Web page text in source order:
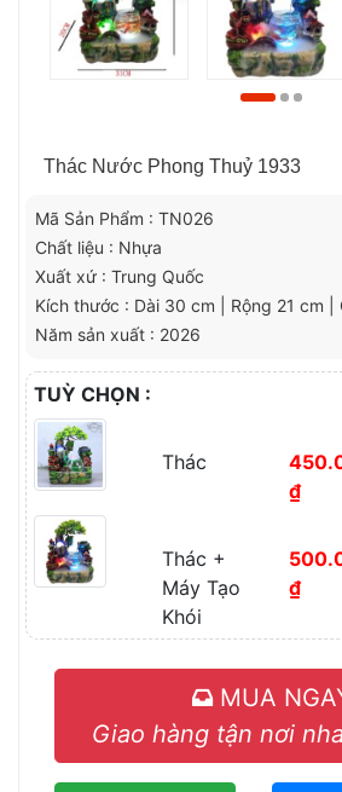
Thác Nước Phong Thuỷ 1933
Mã Sản Phẩm : TN026
Chất liệu : Nhựa
Xuất xứ : Trung Quốc
Kích thước : Dài 30 cm | Rộng 21 cm |
Năm sản xuất : 2026
TUỲ CHỌN :
Thác
₫
Thác +
Máy Tạo
Khói
₫
MUA
Giao hàng tận nơi